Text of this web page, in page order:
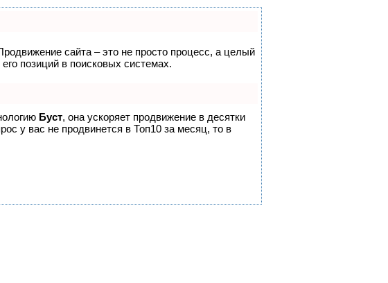
сайта – это не просто процесс, а целый
позиций в поисковых системах.
Буст, она ускоряет продвижение в десятки
у вас не продвинется в Топ10 за месяц, то в